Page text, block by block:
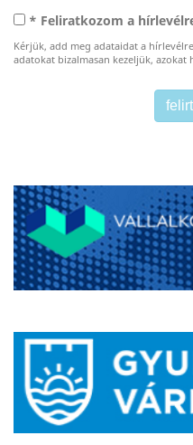
* Feliratkozom a
Kérjük, add meg adataidat a
adatokat bizalmasan kezeljük,